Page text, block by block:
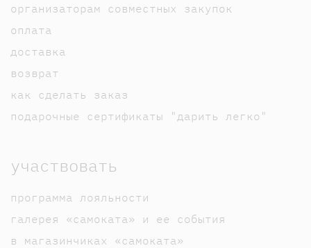
организаторам совместных закупок
оплата
доставка
возврат
как сделать заказ
подарочные сертификаты "дарить легко"
участвовать
программа лояльности
галерея «самоката» и ее события
в магазинчиках «самоката»